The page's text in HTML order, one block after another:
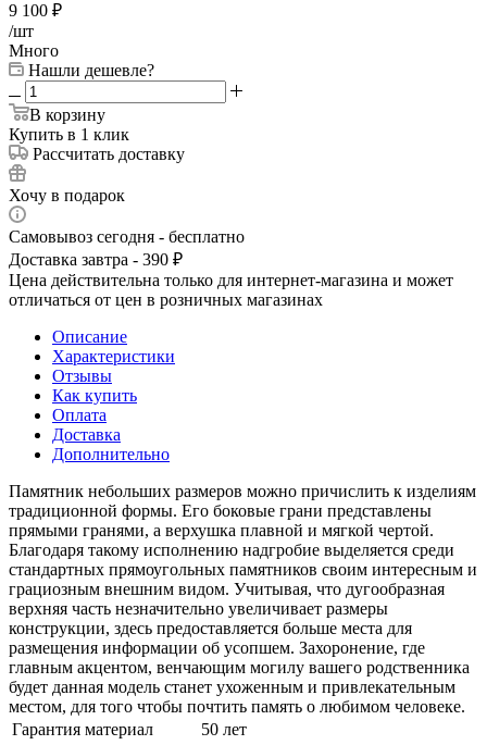
9 100 ₽
/шт
Много
Нашли дешевле?
В корзину
Купить в 1 клик
Рассчитать доставку
Хочу в подарок
Самовывоз сегодня - бесплатно
Доставка завтра - 390 ₽
Цена действительна только для интернет-магазина и может
отличаться от цен в розничных магазинах
Описание
Характеристики
Отзывы
Как купить
Оплата
Доставка
Дополнительно
Памятник небольших размеров можно причислить к изделиям
традиционной формы. Его боковые грани представлены
прямыми гранями, а верхушка плавной и мягкой чертой.
Благодаря такому исполнению надгробие выделяется среди
стандартных прямоугольных памятников своим интересным и
грациозным внешним видом. Учитывая, что дугообразная
верхняя часть незначительно увеличивает размеры
конструкции, здесь предоставляется больше места для
размещения информации об усопшем. Захоронение, где
главным акцентом, венчающим могилу вашего родственника
будет данная модель станет ухоженным и привлекательным
местом, для того чтобы почтить память о любимом человеке.
Гарантия материал
50 лет